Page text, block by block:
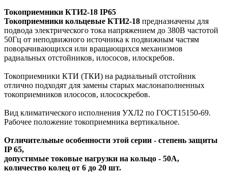
Токоприемники КТИ2-18 IP65
Токоприемники кольцевые КТИ2-18 предназначены для
подвода электрического тока напряжением до 380В частотой
50Гц от неподвижного источника к подвижным частям
поворачивающихся или вращающихся механизмов
радиальных отстойников, илососов, илоскребов.
Токоприемники КТИ (ТКИ) на радиальный отстойник
отлично подходят для замены старых маслонаполненных
токоприемников илососов, илососкребов.
Вид климатического исполнения УХЛ2 по ГОСТ15150-69.
Рабочее положение токоприемника вертикальное.
Отличительные особенности этой серии - степень защиты
IP 65,
допустимые токовые нагрузки на кольцо - 50А,
количество колец от 6 до 20 шт.